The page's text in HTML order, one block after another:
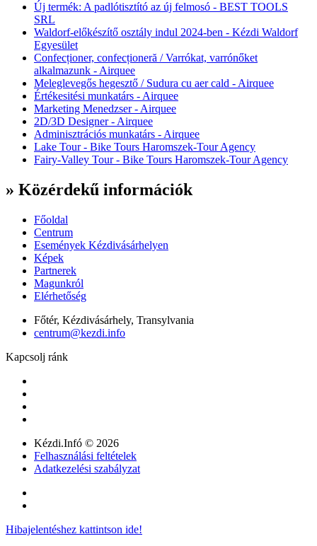
Új termék: A padlótisztító az új felmosó - BEST TOOLS
SRL
Waldorf-előkészítő osztály indul 2024-ben - Kézdi Waldorf
Egyesület
Confecționer, confecționeră / Varrókat, varrónőket
alkalmazunk - Airquee
Meleglevegős hegesztő / Sudura cu aer cald - Airquee
Értékesitési munkatárs - Airquee
Marketing Menedzser - Airquee
2D/3D Designer - Airquee
Adminisztrációs munkatárs - Airquee
Lake Tour - Bike Tours Haromszek-Tour Agency
Fairy-Valley Tour - Bike Tours Haromszek-Tour Agency
» Közérdekű információk
Főoldal
Centrum
Események Kézdivásárhelyen
Képek
Partnerek
Magunkról
Elérhetőség
Főtér, Kézdivásárhely, Transylvania
centrum@kezdi.info
Kapcsolj ránk
Kézdi.Infó © 2026
Felhasználási feltételek
Adatkezelési szabályzat
Hibajelentéshez kattintson ide!